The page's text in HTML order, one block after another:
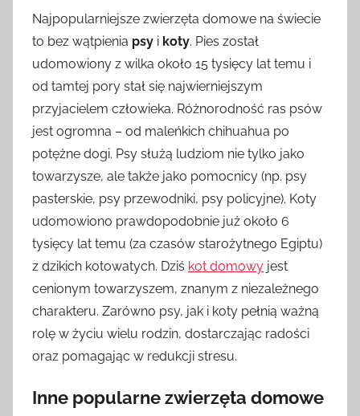
Najpopularniejsze zwierzęta domowe na świecie
to bez wątpienia psy i koty. Pies został
udomowiony z wilka około 15 tysięcy lat temu i
od tamtej pory stał się najwierniejszym
przyjacielem człowieka. Różnorodność ras psów
jest ogromna – od maleńkich chihuahua po
potężne dogi. Psy służą ludziom nie tylko jako
towarzysze, ale także jako pomocnicy (np. psy
pasterskie, psy przewodniki, psy policyjne). Koty
udomowiono prawdopodobnie już około 6
tysięcy lat temu (za czasów starożytnego Egiptu)
z dzikich kotowatych. Dziś kot domowy jest
cenionym towarzyszem, znanym z niezależnego
charakteru. Zarówno psy, jak i koty pełnią ważną
rolę w życiu wielu rodzin, dostarczając radości
oraz pomagając w redukcji stresu.
Inne popularne zwierzęta domowe